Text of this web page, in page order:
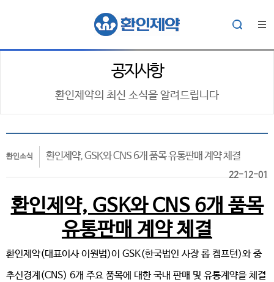
공지사항
환인제약의 최신 소식을 알려드립니다
환인소식 환인제약, GSK와 CNS 6개 품목 유통판매 계약 체결
22-12-01
환인제약, GSK와 CNS 6개 품목
유통판매 계약 체결
환인제약(대표이사 이원범)이 GSK(한국법인 사장 롭 켐프턴)와 중
추신경계(CNS) 6개 주요 품목에 대한 국내 판매 및 유통계약을 체결